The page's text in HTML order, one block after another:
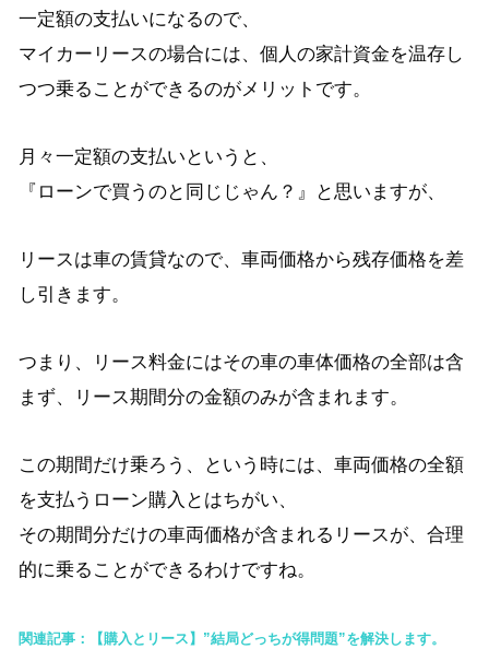
一定額の支払いになるので、
マイカーリースの場合には、個人の家計資金を温存し
つつ乗ることができるのがメリットです。
月々一定額の支払いというと、
『ローンで買うのと同じじゃん？』と思いますが、
リースは車の賃貸なので、車両価格から残存価格を差
し引きます。
つまり、リース料金にはその車の車体価格の全部は含
まず、リース期間分の金額のみが含まれます。
この期間だけ乗ろう、という時には、車両価格の全額
を支払うローン購入とはちがい、
その期間分だけの車両価格が含まれるリースが、合理
的に乗ることができるわけですね。
関連記事：【購入とリース】”結局どっちが得問題”を解決します。